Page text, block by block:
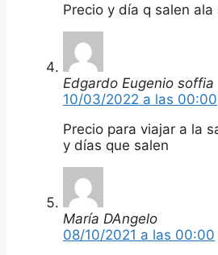
Precio y día q salen ala
Edgardo Eugenio soffia
10/03/2022 a las 00:00
Precio para viajar a la
y días que salen
María DAngelo
08/10/2021 a las 00:00